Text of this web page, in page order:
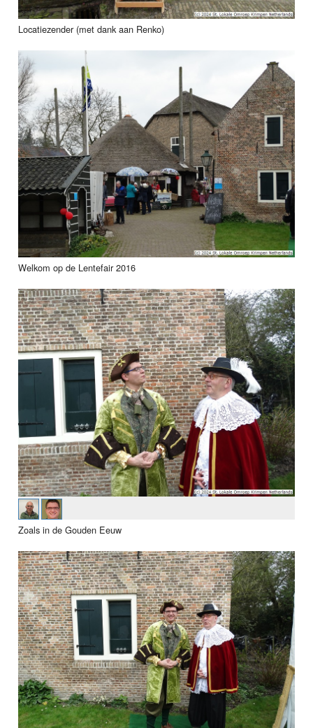
Locatiezender (met dank aan Renko)
Welkom op de Lentefair 2016
Zoals in de Gouden Eeuw